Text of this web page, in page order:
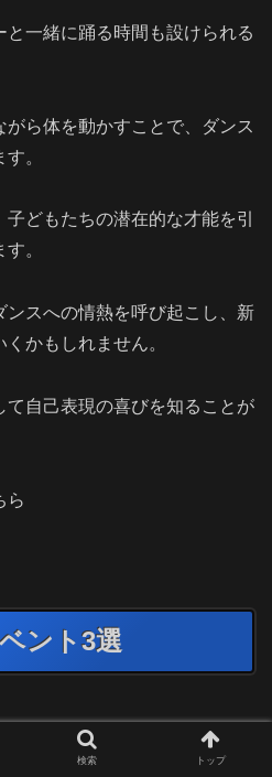
一緒に踊る時間も設けられる
ら体を動かすことで、ダンス
。
どもたちの潜在的な才能を引
。
ンスへの情熱を呼び起こし、新
かもしれません。
自己表現の喜びを知ることが
ら
ント3選
できる体験型イベントは、学び
検索 トップ